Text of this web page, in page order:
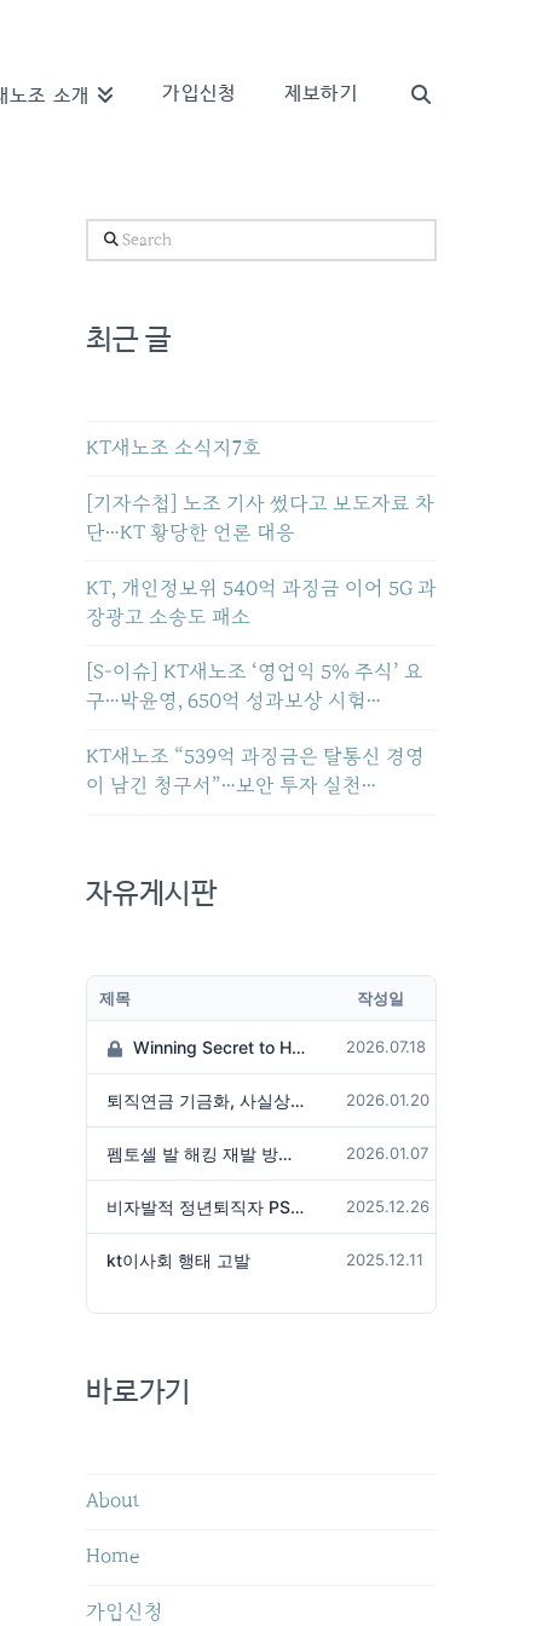
노조 소개 가입신청 제보하기
Search
최근 글
KT새노조 소식지7호
[기자수첩] 노조 기사 썼다고 보도자료 차
단…KT 황당한 언론 대응
KT, 개인정보위 540억 과징금 이어 5G 과
장광고 소송도 패소
[S-이슈] KT새노조 ‘영업익 5% 주식’ 요
구…박윤영, 650억 성과보상 시험…
KT새노조 “539억 과징금은 탈통신 경영
이 남긴 청구서”…보안 투자 실천…
자유게시판
제목 작성일
Winning Secret to Hit the Jackpot! 2026.07.18
퇴직연금 기금화, 사실상 국가가 관리하겠다는 것인가? 2026.01.20
펨토셀 발 해킹 재발 방지 위해서는 2026.01.07
비자발적 정년퇴직자 PS성과급 미지급은 임금체불 아닌가? 2025.12.26
kt이사회 행태 고발 2025.12.11
바로가기
About
Home
가입신청